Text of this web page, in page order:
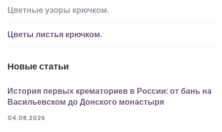
Цветные узоры крючком.
Цветы листья крючком.
Новые статьи
История первых крематориев в России: от бань на
Васильевском до Донского монастыря
04.08.2026